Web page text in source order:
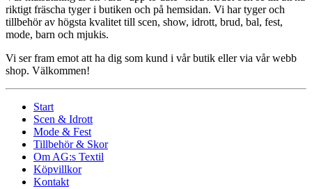
riktigt fräscha tyger i butiken och på hemsidan. Vi har tyger och
tillbehör av högsta kvalitet till scen, show, idrott, brud, bal, fest,
mode, barn och mjukis.
Vi ser fram emot att ha dig som kund i vår butik eller via vår webb
shop. Välkommen!
Start
Scen & Idrott
Mode & Fest
Tillbehör & Skor
Om AG:s Textil
Köpvillkor
Kontakt